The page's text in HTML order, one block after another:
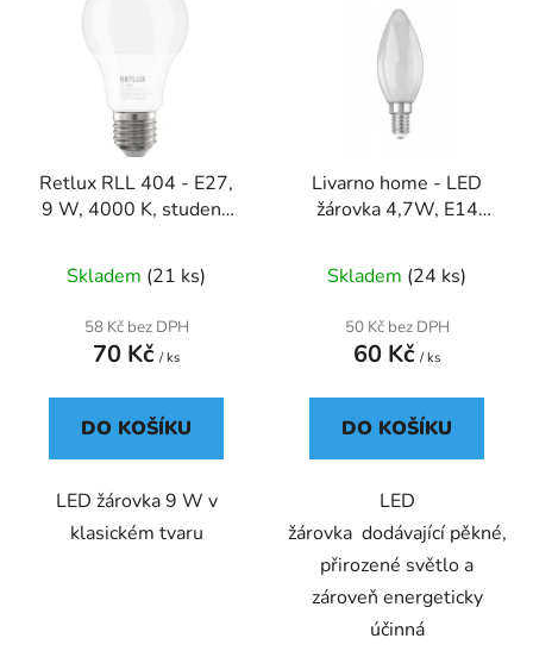
Retlux RLL 404 - E27,
9 W, 4000 K, studená
Skladem (21 ks)
58 Kč bez DPH
70 Kč / ks
DO KOŠÍKU
LED žárovka 9 W v
klasickém tvaru
Livarno home - LED
žárovka 4,7W, E14
Skladem (24 ks)
50 Kč bez DPH
60 Kč / ks
DO KOŠÍKU
LED
žárovka dodávající pěkné,
přirozené světlo a
zároveň energeticky
účinná